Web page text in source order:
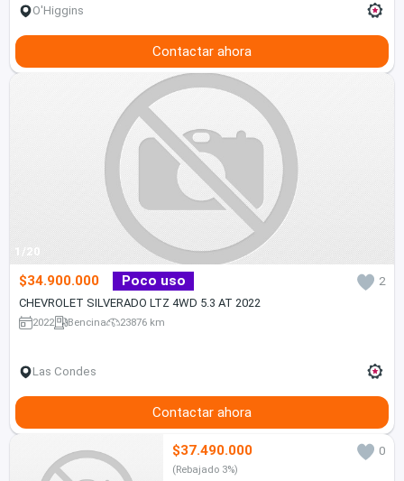
O'Higgins
Contactar ahora
1/20
$34.900.000 Poco uso
2
CHEVROLET SILVERADO LTZ 4WD 5.3 AT 2022
2022 Bencina 23876 km
Las Condes
Contactar ahora
$37.490.000 0
(Rebajado 3%)